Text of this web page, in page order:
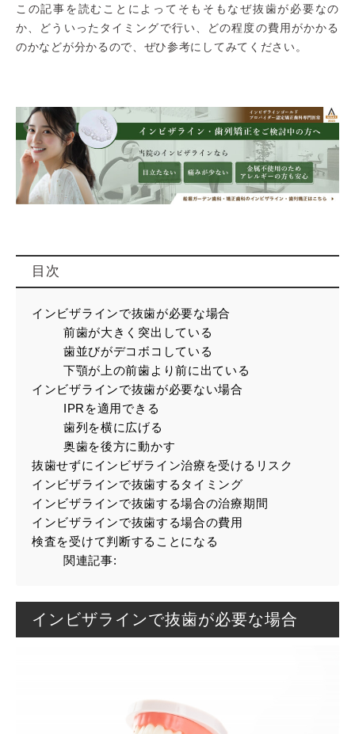
この記事を読むことによってそもそもなぜ抜歯が必要なの
か、どういったタイミングで行い、どの程度の費用がかかる
のかなどが分かるので、ぜひ参考にしてみてください。
目次
インビザラインで抜歯が必要な場合
前歯が大きく突出している
歯並びがデコボコしている
下顎が上の前歯より前に出ている
インビザラインで抜歯が必要ない場合
IPRを適用できる
歯列を横に広げる
奥歯を後方に動かす
抜歯せずにインビザライン治療を受けるリスク
インビザラインで抜歯するタイミング
インビザラインで抜歯する場合の治療期間
インビザラインで抜歯する場合の費用
検査を受けて判断することになる
関連記事:
インビザラインで抜歯が必要な場合